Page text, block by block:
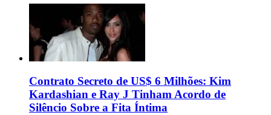
Contrato Secreto de US$ 6 Milhões: Kim
Kardashian e Ray J Tinham Acordo de
Silêncio Sobre a Fita Íntima